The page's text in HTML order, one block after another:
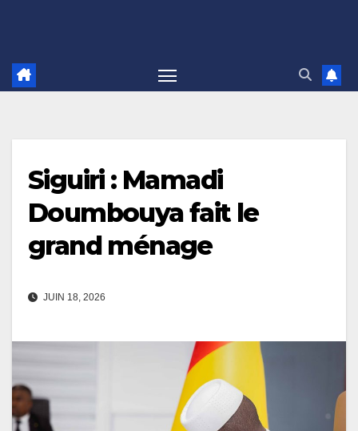
Siguiri : Mamadi
Doumbouya fait le
grand ménage
JUIN 18, 2026